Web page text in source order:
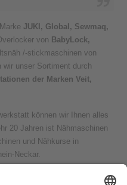
JUKI, Global, Sewmaq,
von BabyLock,
/-stickmaschinen von
wir unser Sortiment durch
der Marken Veit,
können wir Ihnen alles
20 Jahren ist Nähmaschinen
und Nähkurse in
Neckar.